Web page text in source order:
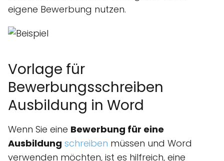
eigene Bewerbung nutzen.
Vorlage für
Bewerbungsschreiben
Ausbildung in Word
Wenn Sie eine Bewerbung für eine
Ausbildung schreiben müssen und Word
verwenden möchten, ist es hilfreich, eine